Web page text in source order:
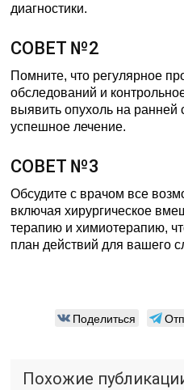
диагностики.
СОВЕТ №2
Помните, что регулярное
обследований и
выявить опухоль на
успешное лечение.
СОВЕТ №3
Обсудите с врачом все
включая хирургическое
терапию и химиотерапию,
план действий для вашего
Поделиться
Похожие